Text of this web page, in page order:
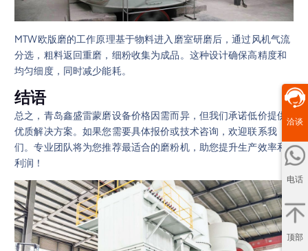
MTW欧版磨的工作原理基于物料进入磨室研磨后，通过风机气流
分选，粗料返回重磨，细粉收集为成品。这种设计确保高精度和
均匀细度，同时减少能耗。
结语
总之，青岛鑫盛雷蒙磨设备价格因需而异，但我们承诺低价提供
优质解决方案。如果您需要具体报价或技术咨询，欢迎联系我
们。专业团队将为您推荐最适合的磨粉机，助您提升生产效率和
利润！
洽谈
电话
顶部